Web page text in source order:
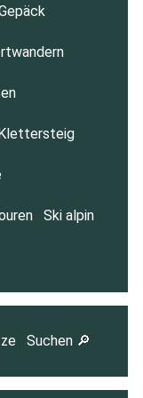
Klettersteig
Ski alpin
Suchen 🔎